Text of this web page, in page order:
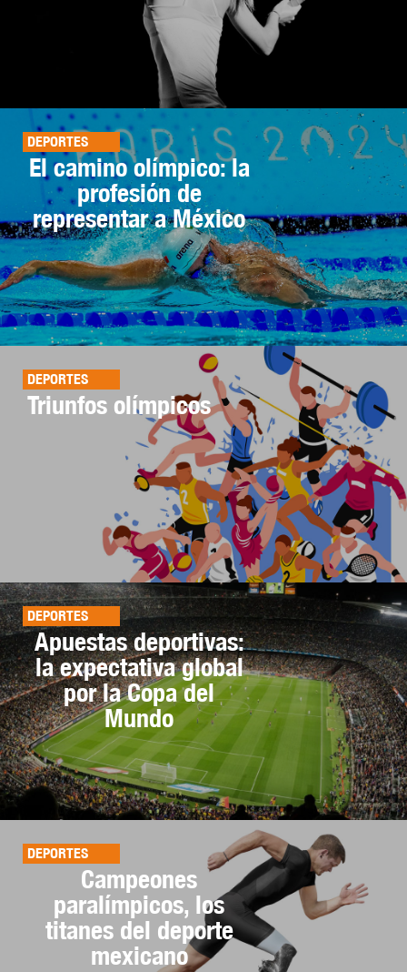
DEPORTES
El camino olímpico: la
profesión de
representar a México
DEPORTES
Triunfos olímpicos
DEPORTES
Apuestas deportivas:
la expectativa global
por la Copa del
Mundo
DEPORTES
Campeones
paralímpicos, los
titanes del deporte
mexicano